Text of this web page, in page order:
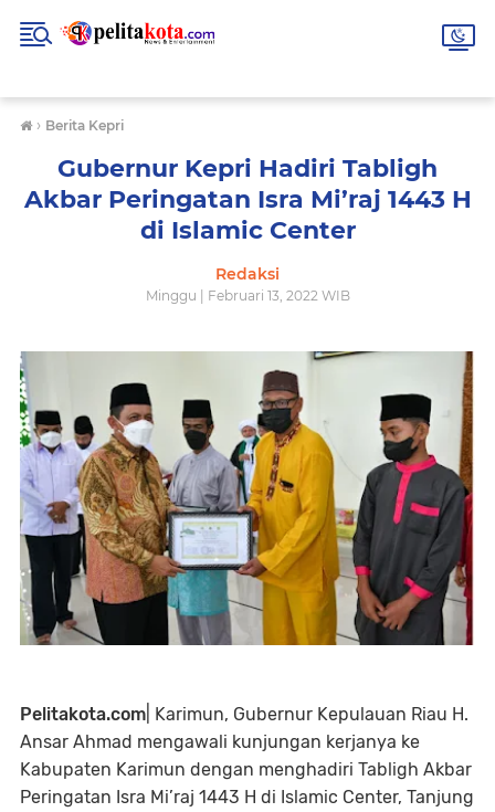
› Berita Kepri
Gubernur Kepri Hadiri Tabligh
Akbar Peringatan Isra Mi’raj 1443 H
di Islamic Center
Redaksi
Minggu | Februari 13, 2022 WIB
Pelitakota.com | Karimun, Gubernur Kepulauan Riau H.
Ansar Ahmad mengawali kunjungan kerjanya ke
Kabupaten Karimun dengan menghadiri Tabligh Akbar
Peringatan Isra Mi’raj 1443 H di Islamic Center, Tanjung